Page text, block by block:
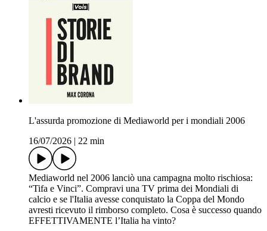
L'assurda promozione di Mediaworld per i mondiali 2006
16/07/2026
22 min
Mediaworld nel 2006 lanciò una campagna molto rischiosa:
“Tifa e Vinci”. Compravi una TV prima dei Mondiali di
calcio e se l'Italia avesse conquistato la Coppa del Mondo
avresti ricevuto il rimborso completo. Cosa è successo quando
EFFETTIVAMENTE l’Italia ha vinto?